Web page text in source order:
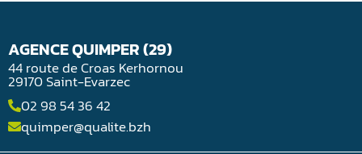
AGENCE QUIMPER (29)
44 route de Croas Kerhornou
29170 Saint-Evarzec
02 98 54 36 42
quimper@qualite.bzh